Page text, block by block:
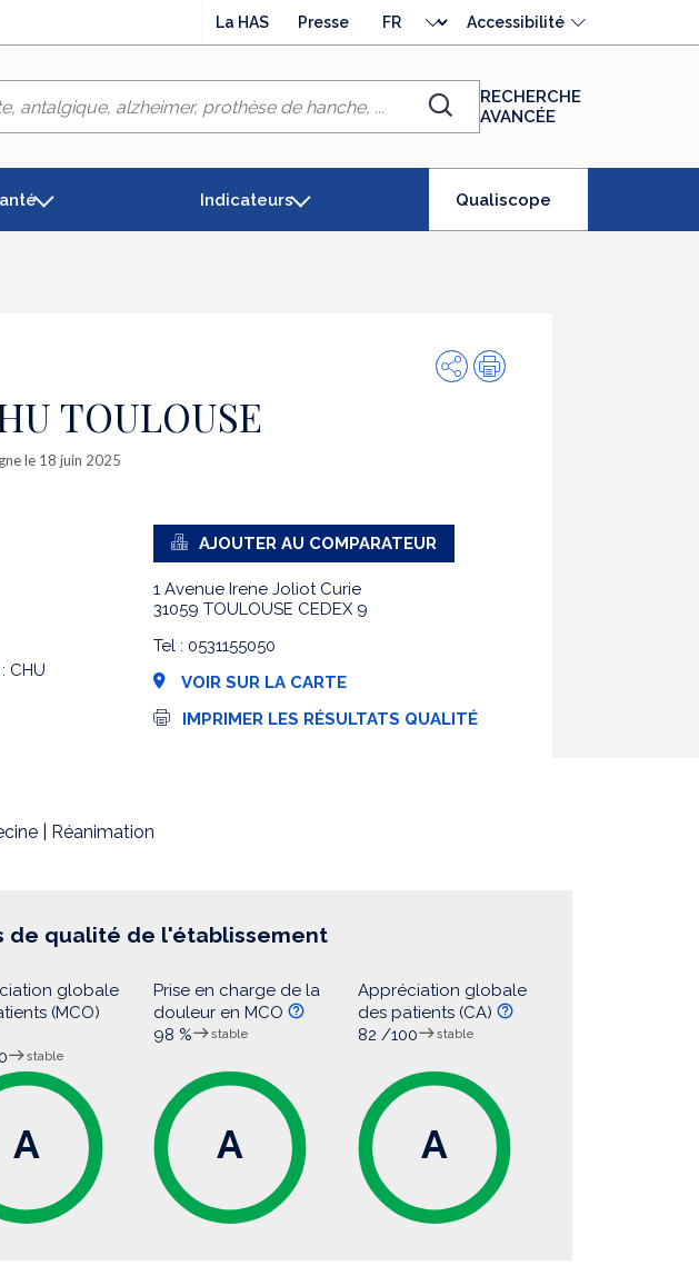
La HAS Presse
langue
Accessibilité
Chercher
RECHERCHE
AVANCÉE
Indicateurs Qualiscope(élément
PartagerImpression
TOULOUSE
le 18 juin 2025
CHU
AJOUTER AU COMPARATEUR
1 Avenue Irene Joliot Curie
31059 TOULOUSE CEDEX 9
Tel : 0531155050
VOIR SUR LA CARTE
I
IMPRIMER LES RÉSULTATS QUALITÉ
| Réanimation
de qualité de l'établissement
globale
(MCO)
stable
A
Prise en charge de la
douleur en MCO
98 %
stable
A
Appréciation globale
des patients (CA)
82 /100
stable
A